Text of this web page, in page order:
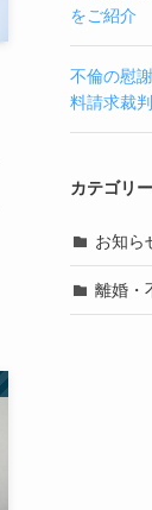
をご紹介
不倫の慰
料請求裁
カテゴリー
お知ら
離婚・